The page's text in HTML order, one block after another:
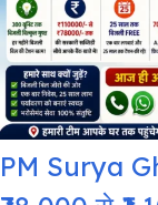
PM Surya